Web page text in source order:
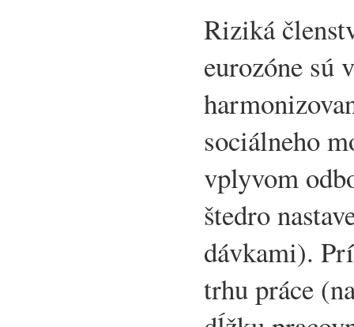
Riziká
eurozóne sú
sociálneho
vplyvom
štedro
dávkami).
trhu práce